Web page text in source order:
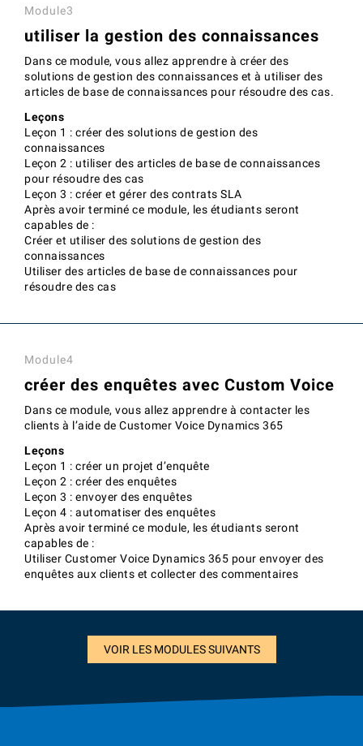
Module3
utiliser la gestion des connaissances
Dans ce module, vous allez apprendre à créer des
solutions de gestion des connaissances et à utiliser des
articles de base de connaissances pour résoudre des cas.
Leçons
Leçon 1 : créer des solutions de gestion des
connaissances
Leçon 2 : utiliser des articles de base de connaissances
pour résoudre des cas
Leçon 3 : créer et gérer des contrats SLA
Après avoir terminé ce module, les étudiants seront
capables de :
Créer et utiliser des solutions de gestion des
connaissances
Utiliser des articles de base de connaissances pour
résoudre des cas
Module4
créer des enquêtes avec Custom Voice
Dans ce module, vous allez apprendre à contacter les
clients à l’aide de Customer Voice Dynamics 365
Leçons
Leçon 1 : créer un projet d’enquête
Leçon 2 : créer des enquêtes
Leçon 3 : envoyer des enquêtes
Leçon 4 : automatiser des enquêtes
Après avoir terminé ce module, les étudiants seront
capables de :
Utiliser Customer Voice Dynamics 365 pour envoyer des
enquêtes aux clients et collecter des commentaires
VOIR LES MODULES SUIVANTS